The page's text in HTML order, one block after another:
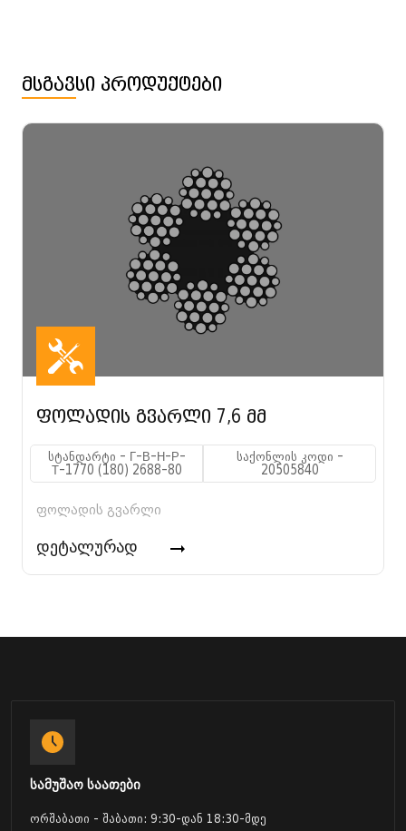
მსგავსი პროდუქტები
ფოლადის გვარლი 7,6 მმ
სტანდარტი - Г-В-Н-Р-
Т-1770 (180) 2688-80
საქონლის კოდი -
20505840
ფოლადის გვარლი
დეტალურად
სამუშაო საათები
ორშაბათი - შაბათი: 9:30-დან 18:30-მდე